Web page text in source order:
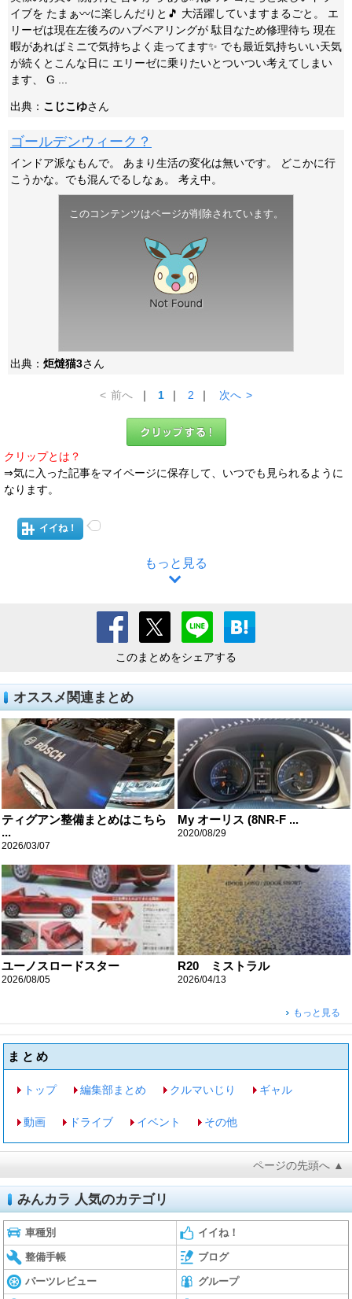
イブを たまぁ〰に楽しんだりと🎵 大活躍していますまるごと。 エ
リーゼは現在左後ろのハブベアリングが 駄目なため修理待ち 現在
暇があればミニで気持ちよく走ってます✨ でも最近気持ちいい天気
が続くとこんな日に エリーゼに乗りたいとついつい考えてしまい
ます、 G ...
出典： こじこゆさん
ゴールデンウィーク？
インドア派なもんで。 あまり生活の変化は無いです。 どこかに行
こうかな。でも混んでるしなぁ。 考え中。
このコンテンツはページが削除されています。
出典： 炬燵猫3さん
< 前へ ｜ 1 ｜ 2 ｜ 次へ >
クリップとは？
⇒気に入った記事をマイページに保存して、いつでも見られるように
なります。
イイね！
もっと見る
このまとめをシェアする
オススメ関連まとめ
ティグアン整備まとめはこちら
...
2026/03/07
My オーリス (8NR-F ...
2020/08/29
ユーノスロードスター
2026/08/05
R20 ミストラル
2026/04/13
もっと見る
まとめ
トップ 編集部まとめ クルマいじり ギャル
動画 ドライブ イベント その他
ページの先頭へ ▲
みんカラ 人気のカテゴリ
車種別 イイね！
整備手帳 ブログ
パーツレビュー グループ